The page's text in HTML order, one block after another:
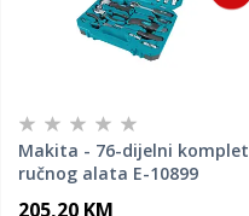
Makita - 76-dijelni komplet
ručnog alata E-10899
205,20 KM